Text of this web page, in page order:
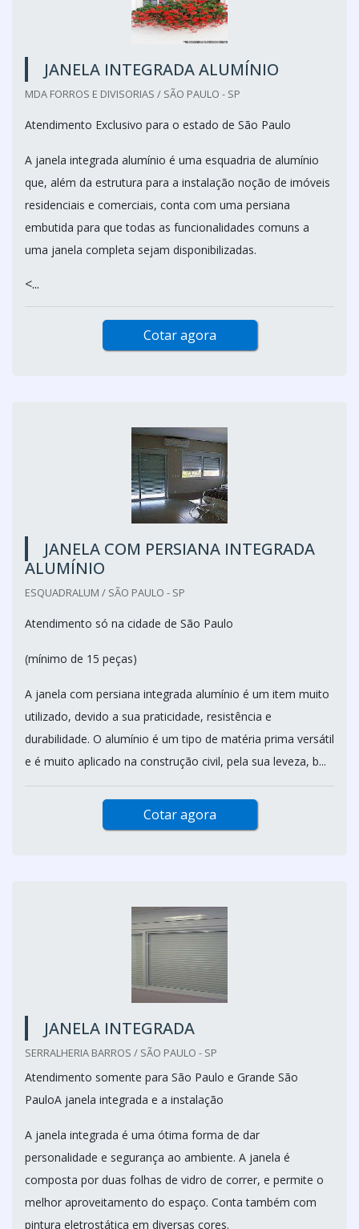
JANELA INTEGRADA ALUMÍNIO
MDA FORROS E DIVISORIAS / SÃO PAULO - SP
Atendimento Exclusivo para o estado de São Paulo
A janela integrada alumínio é uma esquadria de alumínio
que, além da estrutura para a instalação noção de imóveis
residenciais e comerciais, conta com uma persiana
embutida para que todas as funcionalidades comuns a
uma janela completa sejam disponibilizadas.
<...
Cotar agora
JANELA COM PERSIANA INTEGRADA
ALUMÍNIO
ESQUADRALUM / SÃO PAULO - SP
Atendimento só na cidade de São Paulo
(mínimo de 15 peças)
A janela com persiana integrada alumínio é um item muito
utilizado, devido a sua praticidade, resistência e
durabilidade. O alumínio é um tipo de matéria prima versátil
e é muito aplicado na construção civil, pela sua leveza, b...
Cotar agora
JANELA INTEGRADA
SERRALHERIA BARROS / SÃO PAULO - SP
Atendimento somente para São Paulo e Grande São
PauloA janela integrada e a instalação
A janela integrada é uma ótima forma de dar
personalidade e segurança ao ambiente. A janela é
composta por duas folhas de vidro de correr, e permite o
melhor aproveitamento do espaço. Conta também com
pintura eletrostática em diversas cores.